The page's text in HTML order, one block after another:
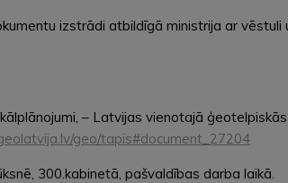
izstrādi atbildīgā ministrija ar vēstuli
– Latvijas vienotajā
geo/tapis#document_27204
300.kabinetā, pašvaldības darba laikā.